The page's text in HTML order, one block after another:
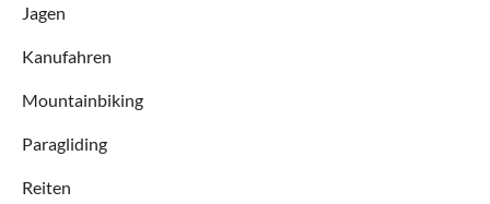
Jagen
Kanufahren
Mountainbiking
Paragliding
Reiten